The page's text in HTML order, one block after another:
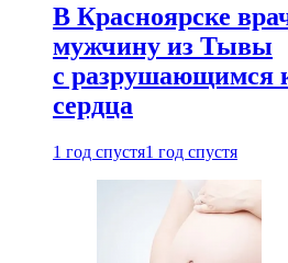
В Красноярске
мужчину из Тывы
с разрушающимся
сердца
1 год спустя1 год спустя